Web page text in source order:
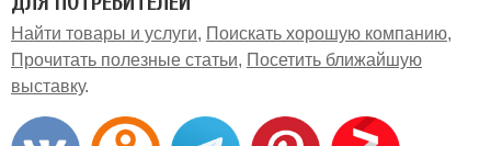
Найти товары и услуги
Поискать хорошую компанию
Прочитать полезные статьи
Посетить ближайшую
выставку